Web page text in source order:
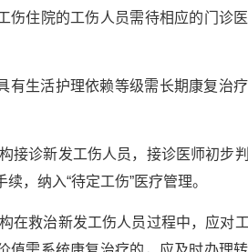
伤住院的工伤人员需待相应的门诊
有生活护理依赖等级需长期康复治
接诊新发工伤人员，接诊医师初步
，纳入“待定工伤”医疗管理。
在救治新发工伤人员过程中，应对